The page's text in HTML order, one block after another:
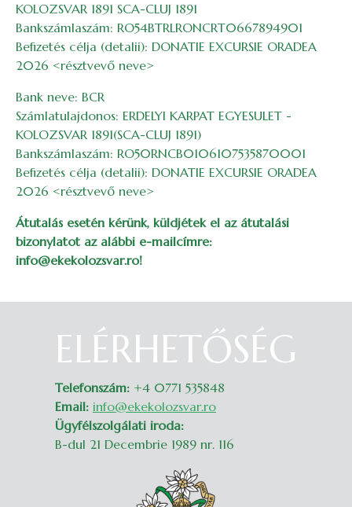
KOLOZSVAR 1891 SCA-CLUJ 1891
Bankszámlaszám: RO54BTRLRONCRT0667894901
Befizetés célja (detalii): DONATIE EXCURSIE ORADEA
2026 <résztvevő neve>
Bank neve: BCR
Számlatulajdonos: ERDELYI KARPAT EGYESULET -
KOLOZSVAR 1891(SCA-CLUJ 1891)
Bankszámlaszám: RO50RNCB0106107535870001
Befizetés célja (detalii): DONATIE EXCURSIE ORADEA
2026 <résztvevő neve>
Átutalás esetén kérünk, küldjétek el az átutalási
bizonylatot az alábbi e-mailcímre:
info@ekekolozsvar.ro!
ELÉRHETŐSÉG
Telefonszám: +4 0771 535848
Email: info@ekekolozsvar.ro
Ügyfélszolgálati iroda:
B-dul 21 Decembrie 1989 nr. 116